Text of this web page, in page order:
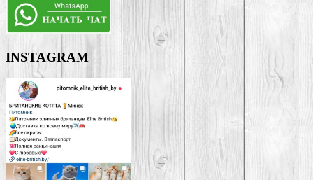
INSTAGRAM